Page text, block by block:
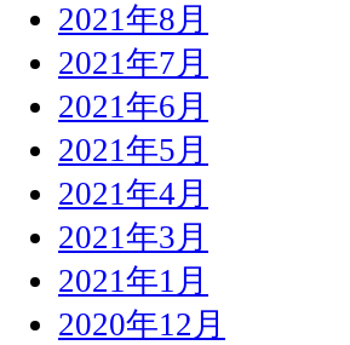
2021年8月
2021年7月
2021年6月
2021年5月
2021年4月
2021年3月
2021年1月
2020年12月